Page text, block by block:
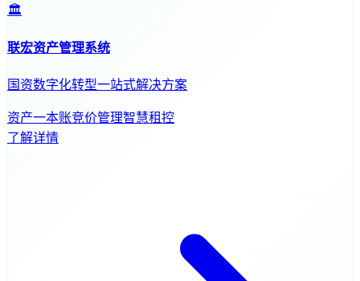
🏛️
联宏资产管理系统
国资数字化转型一站式解决方案
资产一本账竞价管理智慧租控
了解详情